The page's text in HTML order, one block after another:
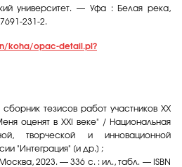
университет. — Уфа : Белая река,
231-2.
koha/opac-detail.pl?
тезисов работ участников XX
оценят в XXI веке" / Национальная
творческой и инновационной
"Интеграция" [и др.] ;
2023. — 336 с. : ил., табл. — ISBN